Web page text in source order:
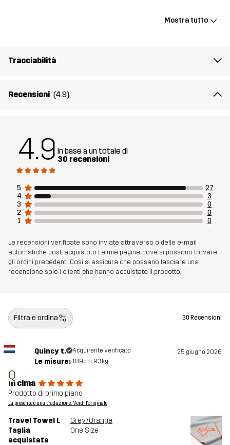
Numero di
Mostra tutto
Tracciabilità
Recensioni (4.9)
4.9 In base a un totale di
30 recensioni
5
27
4
3
3
0
2
0
1
0
Le recensioni verificate sono inviate attraverso o delle e-mail
automatiche post-acquisto, o Le mie pagine, dove si possono trovare
gli ordini precedenti. Così si assicura che possano lasciare una
recensione solo i clienti che hanno acquistato il prodotto.
Filtra e ordina 30 Recensioni
Q
Quincy t. Acquirente verificato 25 giugno 2026
Le misure: 189cm, 93kg
In cima
Prodotto di primo piano
La presente è una traduzione. Verdi l'originale
Travel Towel L
Grey/Orange
Taglia
acquistata
One Size